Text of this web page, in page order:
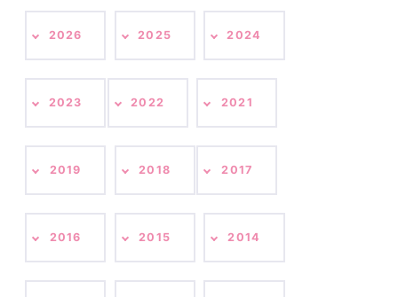
2026 2025 2024
2023 2022 2021
2019 2018 2017
2016 2015 2014